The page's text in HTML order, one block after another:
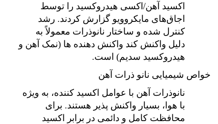
اکسید آهن/اکسی هیدروکسید را توسط
اجاق‌های مایکروویو گزارش کردند. رشد
کنترل شده و ساختار نانوذرات معمولاً به
دلیل واکنش کند واکنش دهنده ها (نمک آهن و
هیدروکسید سدیم) است.
خواص شیمیایی نانو ذرات آهن
نانوذرات آهن با عوامل اکسید کننده، به ویژه
با هوا، بسیار واکنش پذیر هستند. برای
محافظت کامل و دائمی در برابر اکسید